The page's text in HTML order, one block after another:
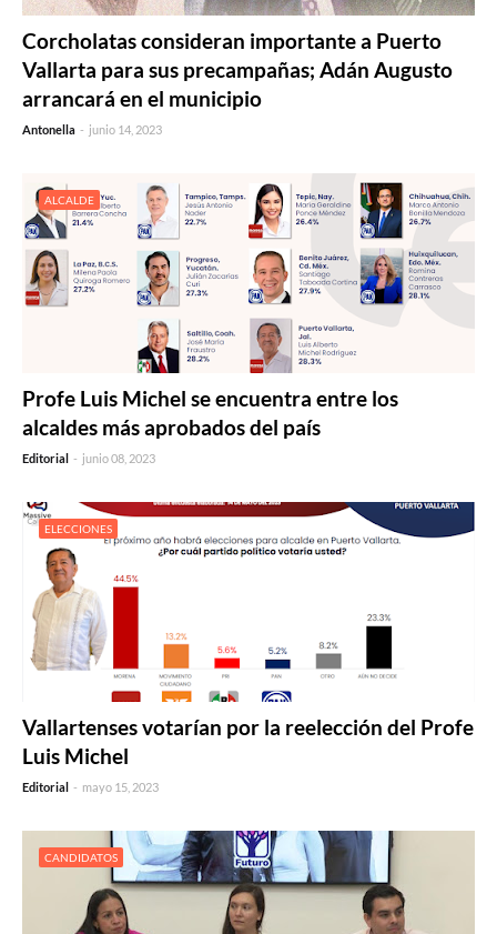
Corcholatas consideran importante a Puerto
Vallarta para sus precampañas; Adán Augusto
arrancará en el municipio
Antonella - junio 14, 2023
ALCALDE
Profe Luis Michel se encuentra entre los
alcaldes más aprobados del país
Editorial - junio 08, 2023
ELECCIONES
Vallartenses votarían por la reelección del Profe
Luis Michel
Editorial - mayo 15, 2023
CANDIDATOS